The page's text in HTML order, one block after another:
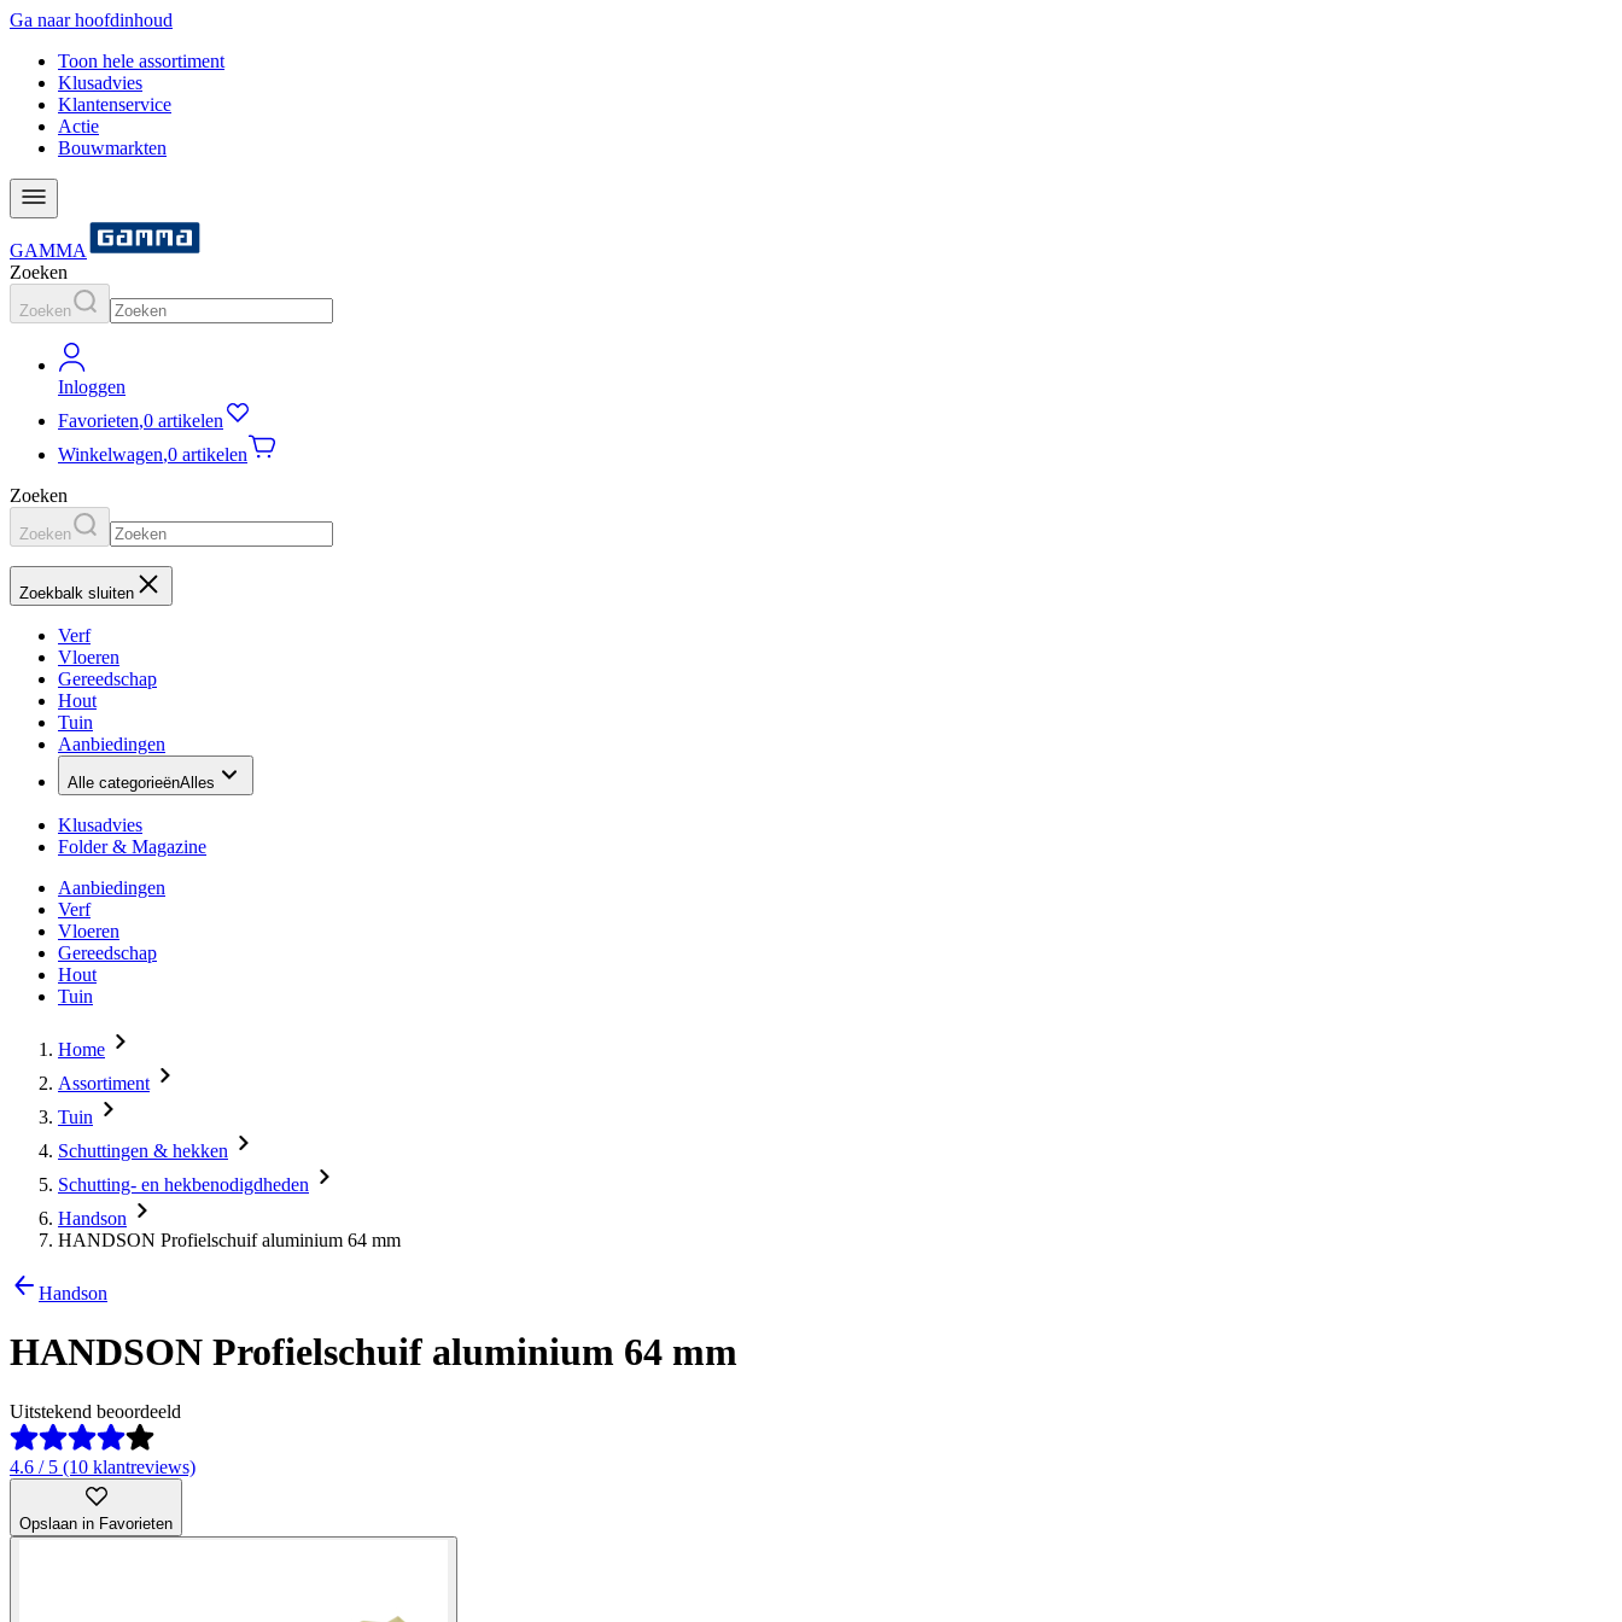
Ga naar hoofdinhoud
Toon hele assortiment
Klusadvies
Klantenservice
Actie
Bouwmarkten
GAMMA
Zoeken
Zoeken
Inloggen
Favorieten,0 artikelen
Winkelwagen,0 artikelen
Zoeken
Zoeken
Zoekbalk sluiten
Verf
Vloeren
Gereedschap
Hout
Tuin
Aanbiedingen
Alle categorieënAlles
Klusadvies
Folder & Magazine
Aanbiedingen
Verf
Vloeren
Gereedschap
Hout
Tuin
Home
Assortiment
Tuin
Schuttingen & hekken
Schutting- en hekbenodigdheden
Handson
HANDSON Profielschuif aluminium 64 mm
Handson
HANDSON Profielschuif aluminium 64 mm
Uitstekend beoordeeld
4.6 / 5 (10 klantreviews)
Opslaan in Favorieten